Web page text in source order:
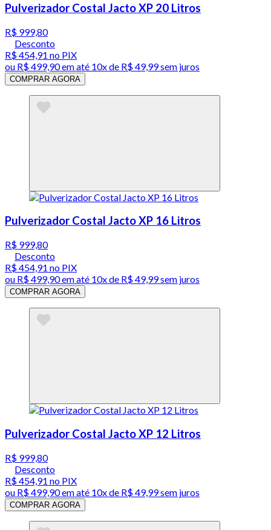
Pulverizador Costal Jacto XP 20 Litros
R$ 999,80
Desconto
R$ 454,91 no PIX
ou R$ 499,90em até 10x de R$ 49,99 sem juros
COMPRAR AGORA
Pulverizador Costal Jacto XP 16 Litros
R$ 999,80
Desconto
R$ 454,91 no PIX
ou R$ 499,90em até 10x de R$ 49,99 sem juros
COMPRAR AGORA
Pulverizador Costal Jacto XP 12 Litros
R$ 999,80
Desconto
R$ 454,91 no PIX
ou R$ 499,90em até 10x de R$ 49,99 sem juros
COMPRAR AGORA